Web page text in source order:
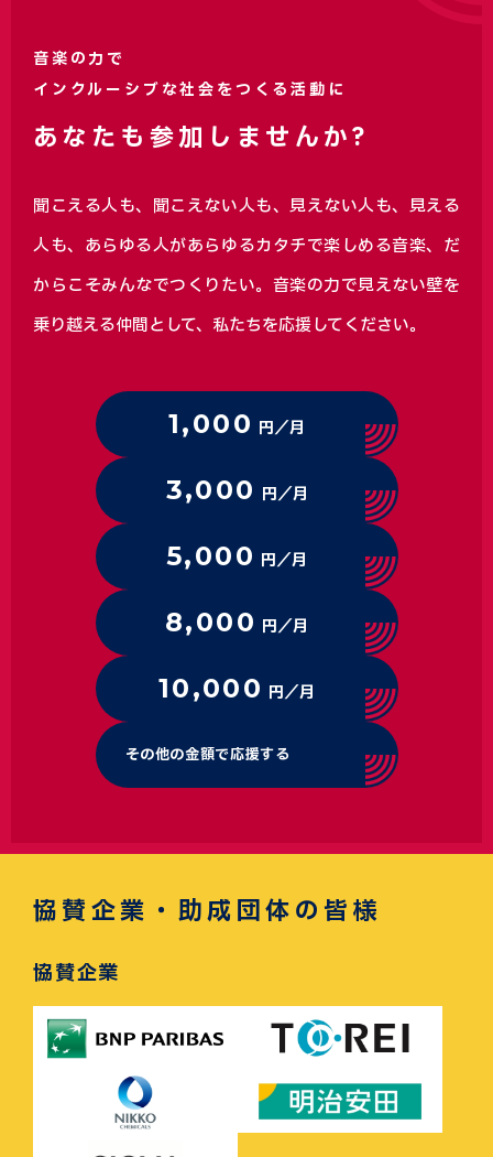
音楽の力で
インクルーシブな社会をつくる活動に
あなたも参加しませんか?
聞こえる人も、聞こえない人も、見えない人も、見える
人も、あらゆる人があらゆるカタチで楽しめる音楽、 だ
からこそみんなでつくりたい。音楽の力で見えない壁を
乗り越える仲間として、私たちを応援してください。
1,000 円／月
3,000 円／月
5,000 円／月
8,000 円／月
10,000 円／月
その他の金額で応援する
協賛企業・助成団体の皆様
協賛企業